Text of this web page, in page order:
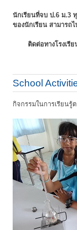
นักเรียนที่จบ ป.6 ม.3
ของนักเรียน สามารถ
ติดต่อทางโรงเรี
School
กิจกรรมในการเรียนรู้